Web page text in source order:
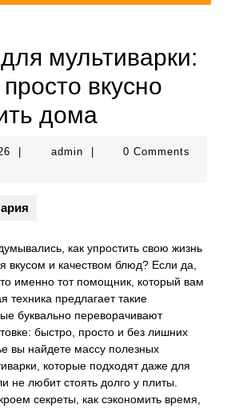
мультиварки:
вкусно
дома
adminadmin
0 Comments
как упростить свою жизнь
вкусом и качеством блюд? Если да,
именно тот помощник, который вам
техника предлагает такие
буквально переворачивают
быстро, просто и без лишних
вы найдете массу полезных
которые подходят даже для
не любит стоять долго у плиты.
секреты, как сэкономить время,